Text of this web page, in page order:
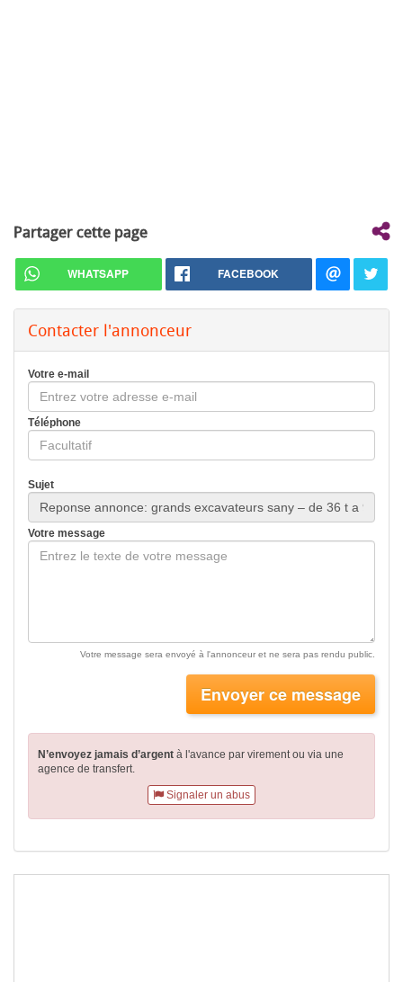
Partager cette page
WHATSAPP FACEBOOK
Contacter l'annonceur
Votre e-mail
Téléphone
Sujet
Votre message
Votre message sera envoyé à l'annonceur et ne sera pas rendu public.
Envoyer ce message
N’envoyez jamais d’argent à l'avance par virementou via une
agence de transfert.
Signaler un abus